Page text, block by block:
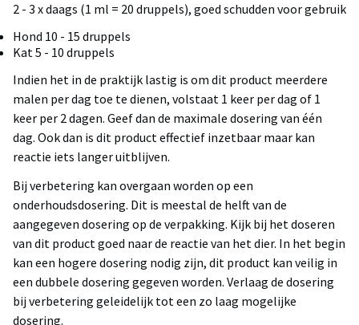
2 - 3 x daags (1 ml = 20 druppels), goed schudden voor gebruik
Hond 10 - 15 druppels
Kat 5 - 10 druppels
Indien het in de praktijk lastig is om dit product meerdere
malen per dag toe te dienen, volstaat 1 keer per dag of 1
keer per 2 dagen. Geef dan de maximale dosering van één
dag. Ook dan is dit product effectief inzetbaar maar kan
reactie iets langer uitblijven.
Bij verbetering kan overgaan worden op een
onderhoudsdosering. Dit is meestal de helft van de
aangegeven dosering op de verpakking. Kijk bij het doseren
van dit product goed naar de reactie van het dier. In het begin
kan een hogere dosering nodig zijn, dit product kan veilig in
een dubbele dosering gegeven worden. Verlaag de dosering
bij verbetering geleidelijk tot een zo laag mogelijke
dosering.